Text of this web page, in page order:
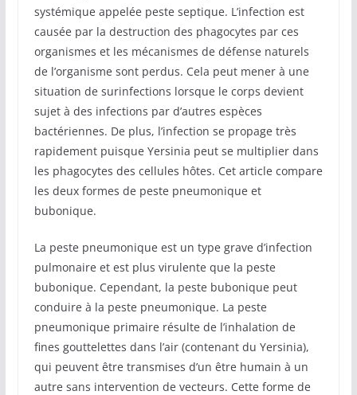
systémique appelée peste septique. L’infection est
causée par la destruction des phagocytes par ces
organismes et les mécanismes de défense naturels
de l’organisme sont perdus. Cela peut mener à une
situation de surinfections lorsque le corps devient
sujet à des infections par d’autres espèces
bactériennes. De plus, l’infection se propage très
rapidement puisque Yersinia peut se multiplier dans
les phagocytes des cellules hôtes. Cet article compare
les deux formes de peste pneumonique et
bubonique.
La peste pneumonique est un type grave d’infection
pulmonaire et est plus virulente que la peste
bubonique. Cependant, la peste bubonique peut
conduire à la peste pneumonique. La peste
pneumonique primaire résulte de l’inhalation de
fines gouttelettes dans l’air (contenant du Yersinia),
qui peuvent être transmises d’un être humain à un
autre sans intervention de vecteurs. Cette forme de